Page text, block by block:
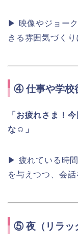
▶ 映像やジョー
きる雰囲気づくり
④仕事や学校
「お疲れさま！
な☺️」
▶ 疲れている時
を与えつつ、会
⑤夜（リラッ